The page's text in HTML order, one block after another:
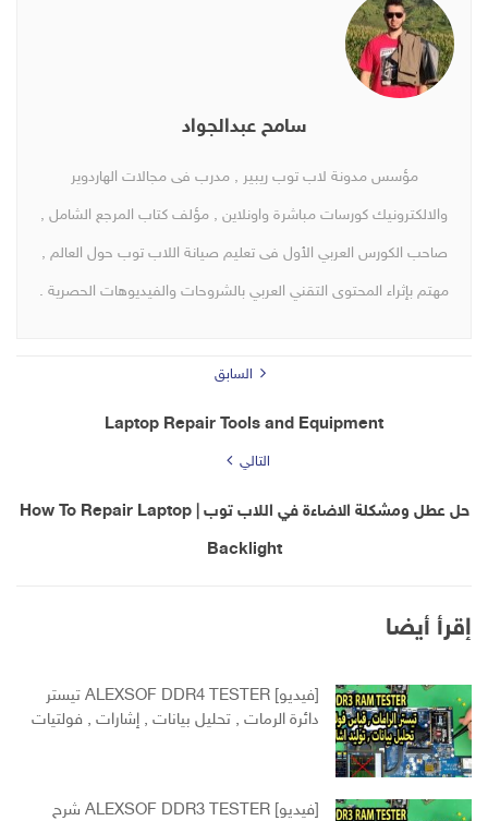
سامح عبدالجواد
مؤسس مدونة لاب توب ريبير , مدرب فى مجالات الهاردوير
والالكترونيك كورسات مباشرة واونلاين , مؤلف كتاب المرجع الشامل ,
صاحب الكورس العربي الأول فى تعليم صيانة اللاب توب حول العالم ,
مهتم بإثراء المحتوى التقني العربي بالشروحات والفيديوهات الحصرية .
السابق
Laptop Repair Tools and Equipment
التالي
حل عطل ومشكلة الاضاءة في اللاب توب | How To Repair Laptop
Backlight
إقرأ أيضا
[فيديو] ALEXSOF DDR4 TESTER تيستر
دائرة الرمات , تحليل بيانات , إشارات , فولتيات
[فيديو] ALEXSOF DDR3 TESTER شرح